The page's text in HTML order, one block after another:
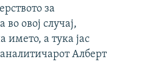
за
овој случај,
а тука јас
Алберт